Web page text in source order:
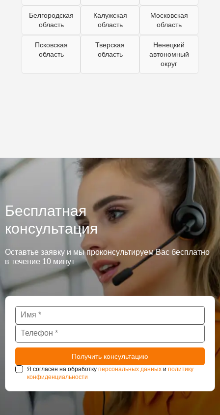
Белгородская
область
Калужская
область
Московская
область
Псковская
область
Тверская
область
Ненецкий
автономный
округ
Бесплатная
консультация
Оставтье заявку и мы проконсультируем Вас бесплатно
в течение 10 минут
Я согласен на обработку персональных данных и политику
конфиденциальности